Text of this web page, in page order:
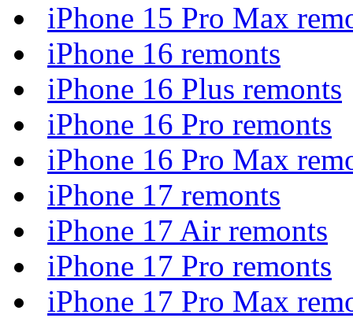
iPhone 15 Pro Max
iPhone 16 remonts
iPhone 16 Plus remonts
iPhone 16 Pro remonts
iPhone 16 Pro Max
iPhone 17 remonts
iPhone 17 Air remonts
iPhone 17 Pro remonts
iPhone 17 Pro Max